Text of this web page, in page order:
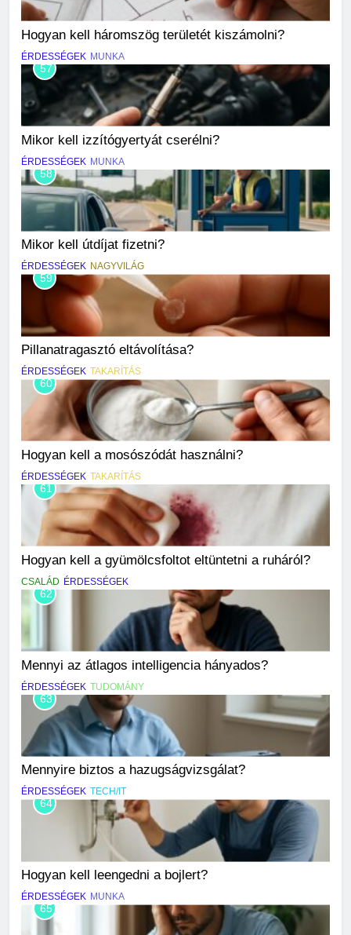
Hogyan kell háromszög területét kiszámolni?
ÉRDESSÉGEK MUNKA
57
Mikor kell izzítógyertyát cserélni?
ÉRDESSÉGEK MUNKA
58
Mikor kell útdíjat fizetni?
ÉRDESSÉGEK NAGYVILÁG
59
Pillanatragasztó eltávolítása?
ÉRDESSÉGEK TAKARÍTÁS
60
Hogyan kell a mosószódát használni?
ÉRDESSÉGEK TAKARÍTÁS
61
Hogyan kell a gyümölcsfoltot eltüntetni a ruháról?
CSALÁD ÉRDESSÉGEK
62
Mennyi az átlagos intelligencia hányados?
ÉRDESSÉGEK TUDOMÁNY
63
Mennyire biztos a hazugságvizsgálat?
ÉRDESSÉGEK TECH/IT
64
Hogyan kell leengedni a bojlert?
ÉRDESSÉGEK MUNKA
65